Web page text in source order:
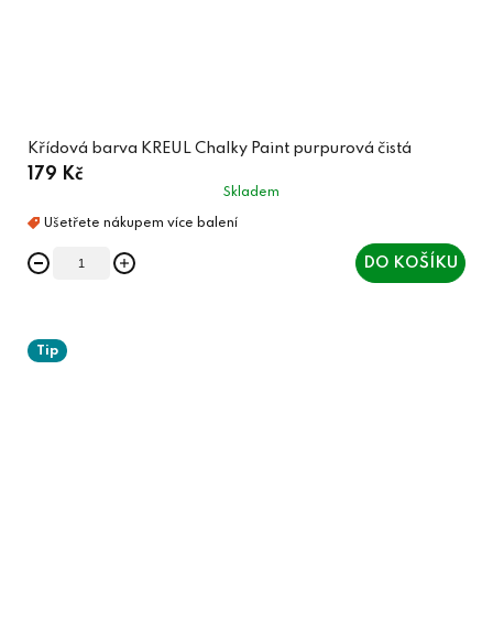
Křídová barva KREUL Chalky Paint purpurová čistá
179 Kč
Skladem
DO KOŠÍKU
Tip